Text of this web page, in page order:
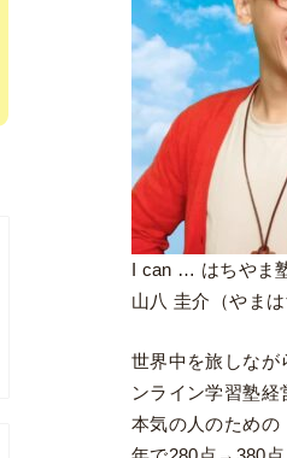
I can … はちや
山八 圭介（やまは
世界中を旅しなが
ンライン学習塾経
本気の人のための